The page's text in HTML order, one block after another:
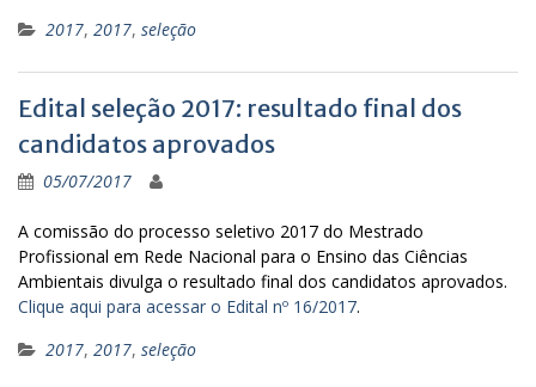
2017, 2017, seleção
Edital seleção 2017: resultado final dos
candidatos aprovados
05/07/2017
A comissão do processo seletivo 2017 do Mestrado
Profissional em Rede Nacional para o Ensino das Ciências
Ambientais divulga o resultado final dos candidatos aprovados.
Clique aqui para acessar o Edital nº 16/2017.
2017, 2017, seleção